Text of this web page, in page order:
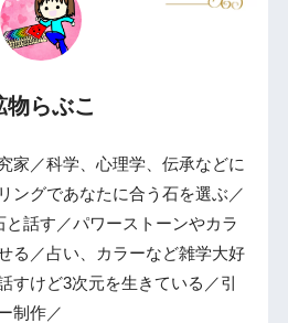
物らぶこ
家／科学、心理学、伝承などに
ングであなたに合う石を選ぶ／
と話す／パワーストーンやカラ
る／占い、カラーなど雑学大好
すけど3次元を生きている／引
制作／